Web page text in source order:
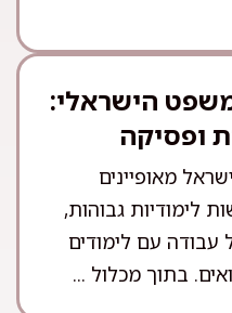
הישראלי:
ופסיקה
מאופיינים
לימודיות גבוהות,
עבודה עם לימודים
בתוך מכלול ...